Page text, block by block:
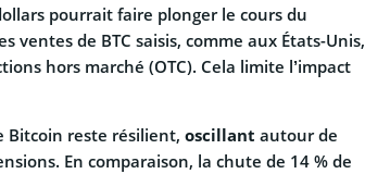
pourrait faire plonger le cours du
ventes de BTC saisis, comme aux États-Unis,
hors marché (OTC). Cela limite l’impact
Bitcoin reste résilient, oscillant autour de
En comparaison, la chute de 14 % de